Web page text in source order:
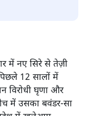
में नए सिरे से तेज़ी
12 सालों में
विरोधी घृणा और
में उसका बवंडर-सा